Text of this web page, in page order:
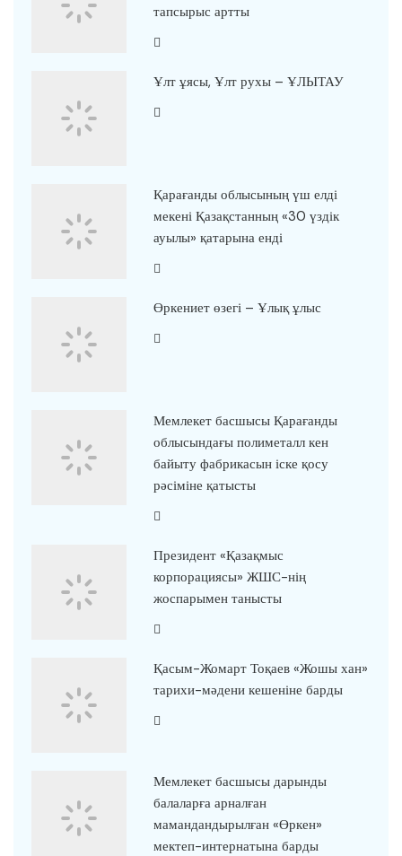
тапсырыс артты
Ұлт ұясы, Ұлт рухы – ҰЛЫТАУ
Қарағанды облысының үш елді
мекені Қазақстанның «30 үздік
ауылы» қатарына енді
Өркениет өзегі – Ұлық ұлыс
Мемлекет басшысы Қарағанды
облысындағы полиметалл кен
байыту фабрикасын іске қосу
рәсіміне қатысты
Президент «Қазақмыс
корпорациясы» ЖШС-нің
жоспарымен танысты
Қасым-Жомарт Тоқаев «Жошы хан»
тарихи-мәдени кешеніне барды
Мемлекет басшысы дарынды
балаларға арналған
мамандандырылған «Өркен»
мектеп-интернатына барды